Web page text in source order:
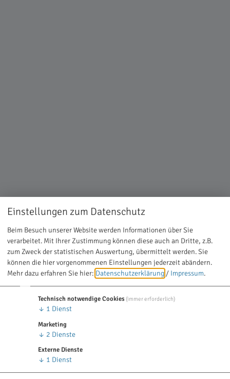
Dr. Hinderk Ohling, Zahnarzt mit Tätigkeitsschwerpunkt CMD und DROS-
Einstellungen zum Datenschutz
Beim Besuch unserer Website werden Informationen über Sie
verarbeitet. Mit Ihrer Zustimmung können diese auch an Dritte, z.B.
zum Zweck der statistischen Auswertung, übermittelt werden. Sie
können die hier vorgenommenen Einstellungen jederzeit abändern.
Mehr dazu erfahren Sie hier: Datenschutzerklärung / Impressum.
Technisch notwendige Cookies (immer erforderlich)
↓ 1 Dienst
Marketing
↓ 2 Dienste
Externe Dienste
↓ 1 Dienst